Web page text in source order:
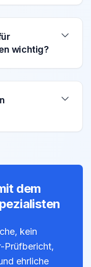
wichtig?
dem
kein
Prüfbericht,
ehrliche